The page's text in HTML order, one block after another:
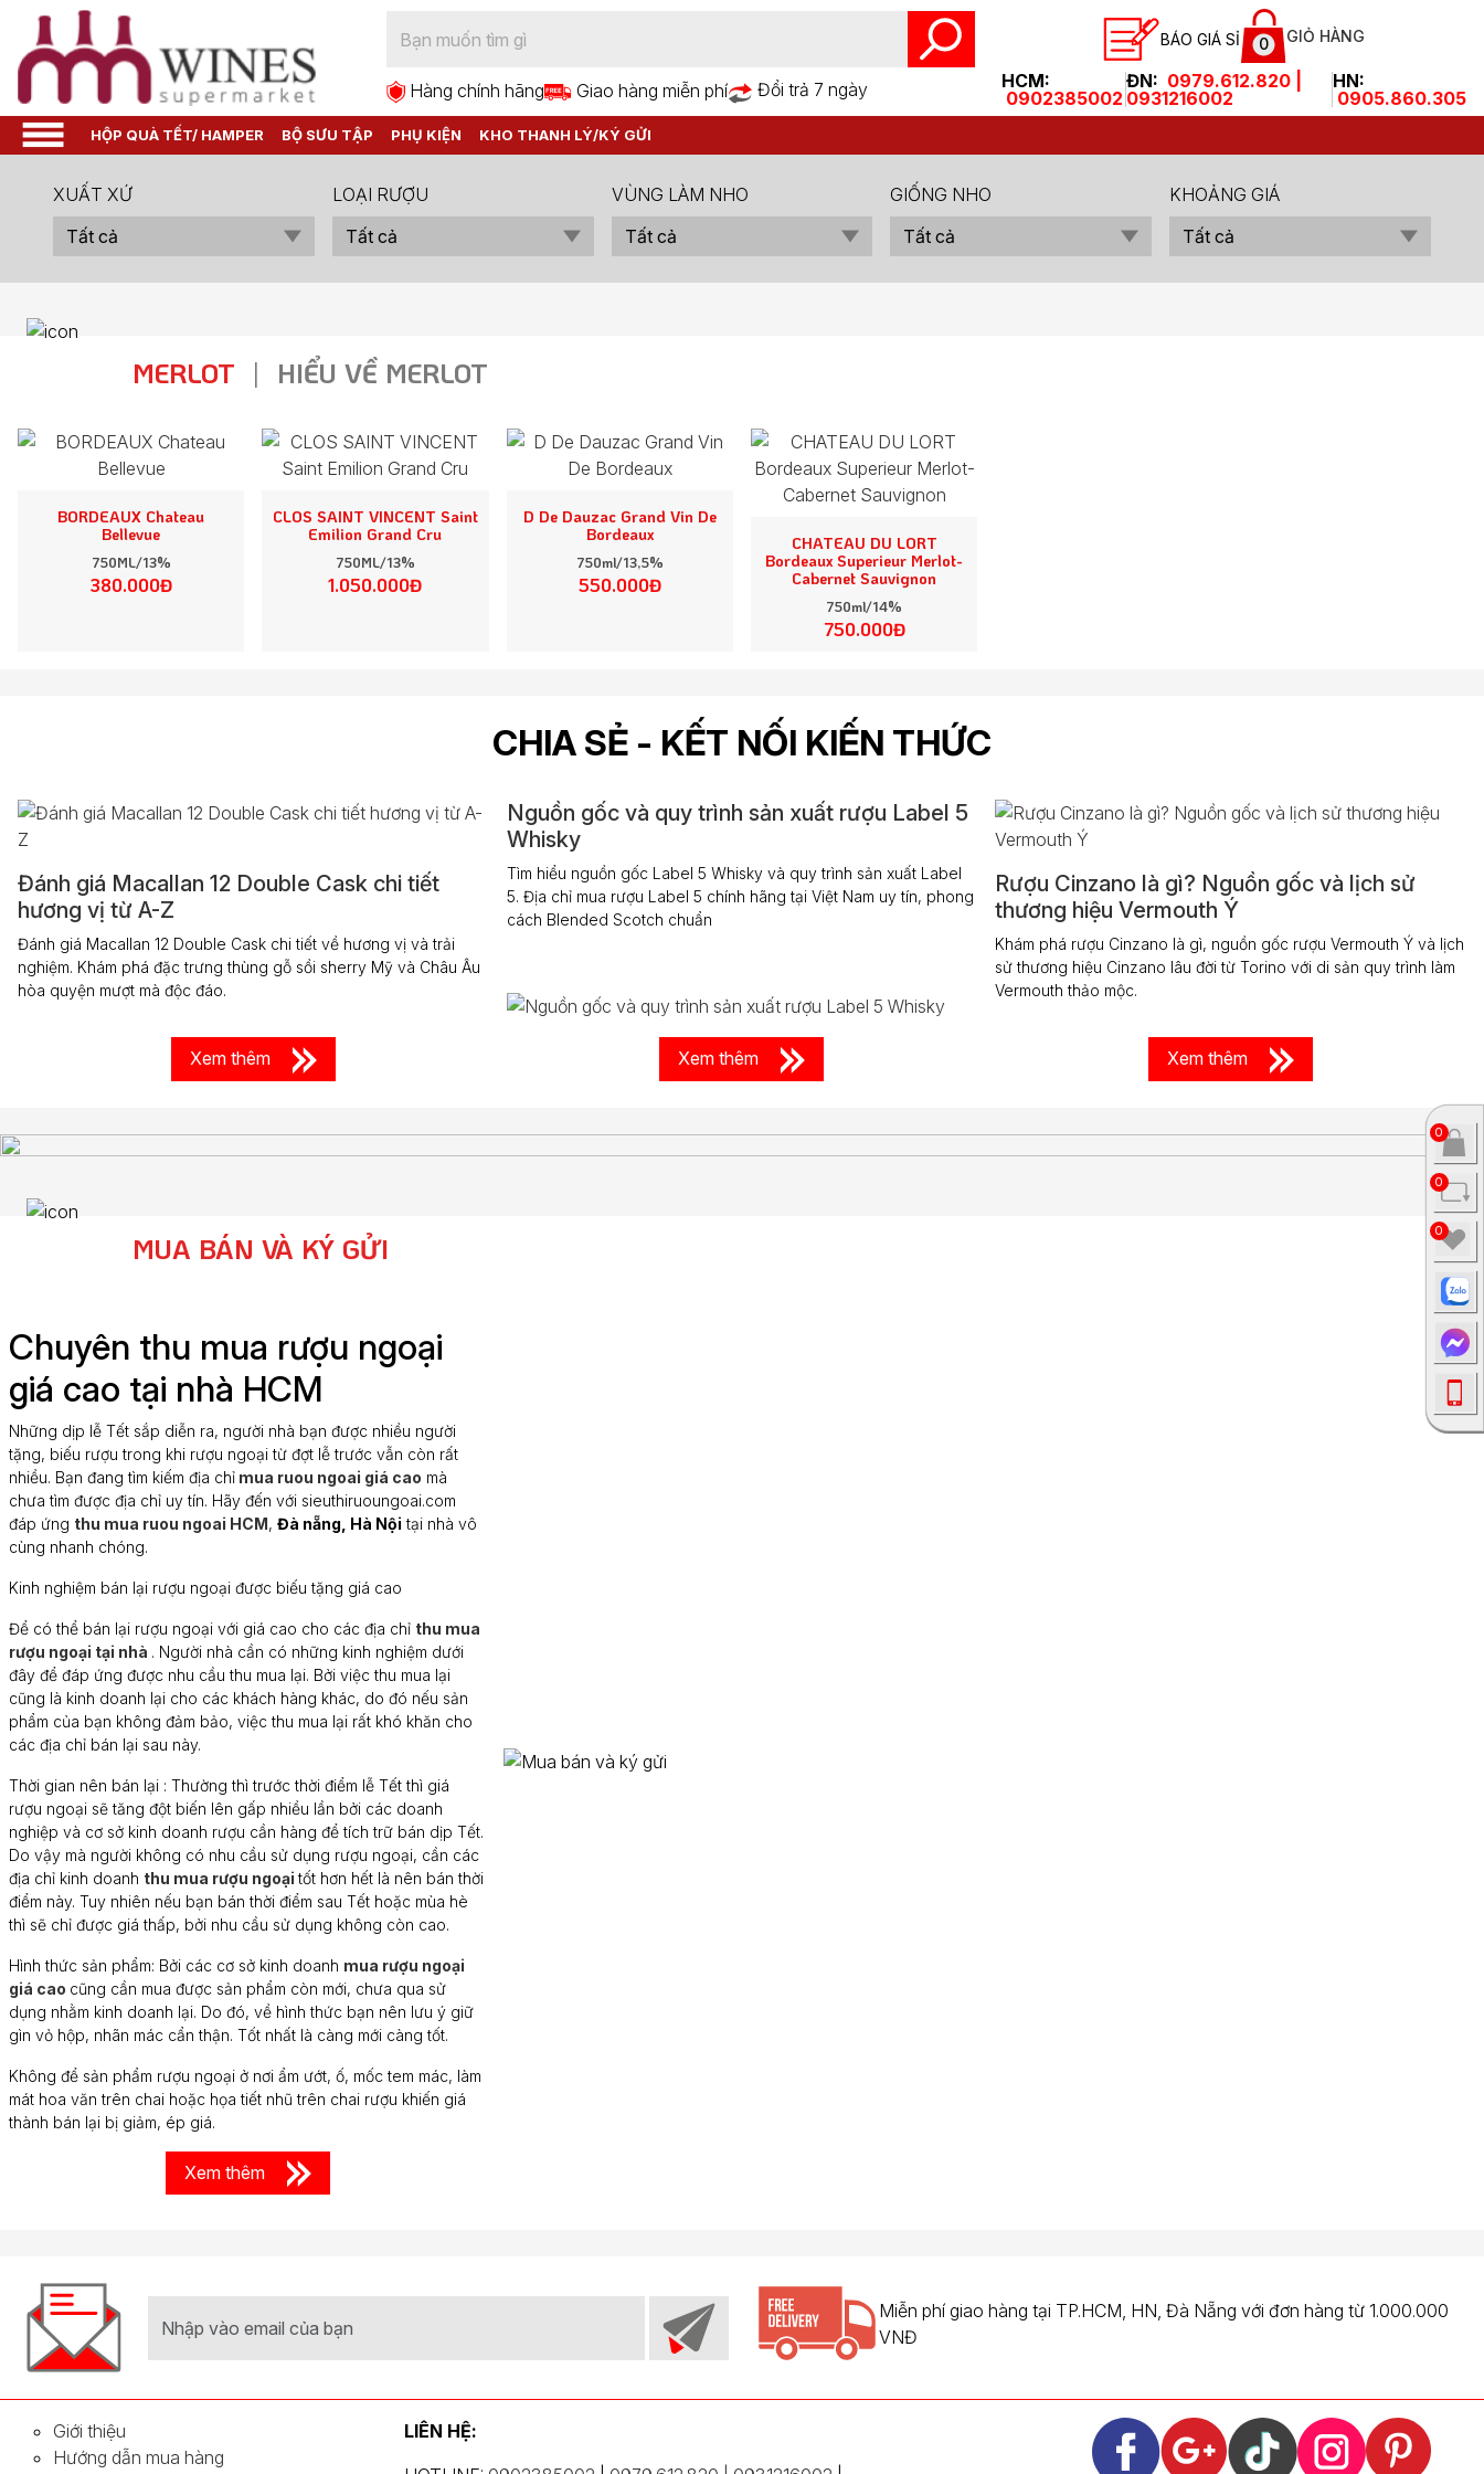
Hàng chính hãng Giao hàng miễn phí Đổi trả 7 ngày
BÁO GIÁ SỈ 0 GIỎ HÀNG
HCM:
0902385002
ĐN: 0979.612.820 |
0931216002
HN:
0905.860.305
HỘP QUÀ TẾT/ HAMPER BỘ SƯU TẬP PHỤ KIỆN KHO THANH LÝ/KÝ GỬI
XUẤT XỨ LOẠI RƯỢU VÙNG LÀM NHO GIỐNG NHO KHOẢNG GIÁ
MERLOT | HIỂU VỀ MERLOT
BORDEAUX Chateau
Bellevue
750ML/13%
380.000Đ
CLOS SAINT VINCENT Saint
Emilion Grand Cru
750ML/13%
1.050.000Đ
D De Dauzac Grand Vin De
Bordeaux
750ml/13,5%
550.000Đ
CHATEAU DU LORT
Bordeaux Superieur Merlot-
Cabernet Sauvignon
750ml/14%
750.000Đ
CHIA SẺ - KẾT NỐI KIẾN THỨC
Đánh giá Macallan 12 Double Cask chi tiết
hương vị từ A-Z
Đánh giá Macallan 12 Double Cask chi tiết về hương vị và trải
nghiệm. Khám phá đặc trưng thùng gỗ sồi sherry Mỹ và Châu Âu
hòa quyện mượt mà độc đáo.
Xem thêm
Nguồn gốc và quy trình sản xuất rượu Label 5
Whisky
Tìm hiểu nguồn gốc Label 5 Whisky và quy trình sản xuất Label
5. Địa chỉ mua rượu Label 5 chính hãng tại Việt Nam uy tín, phong
cách Blended Scotch chuẩn
Xem thêm
Rượu Cinzano là gì? Nguồn gốc và lịch sử
thương hiệu Vermouth Ý
Khám phá rượu Cinzano là gì, nguồn gốc rượu Vermouth Ý và lịch
sử thương hiệu Cinzano lâu đời từ Torino với di sản quy trình làm
Vermouth thảo mộc.
Xem thêm
MUA BÁN VÀ KÝ GỬI
Chuyên thu mua rượu ngoại
giá cao tại nhà HCM
Những dịp lễ Tết sắp diễn ra, người nhà bạn được nhiều người
tặng, biếu rượu trong khi rượu ngoại từ đợt lễ trước vẫn còn rất
nhiều. Bạn đang tìm kiếm địa chỉ mua ruou ngoai giá cao mà
chưa tìm được địa chỉ uy tín. Hãy đến với sieuthiruoungoai.com
đáp ứng thu mua ruou ngoai HCM, Đà nẵng, Hà Nội tại nhà vô
cùng nhanh chóng.
Kinh nghiệm bán lại rượu ngoại được biếu tặng giá cao
Để có thể bán lại rượu ngoại với giá cao cho các địa chỉ thu mua
rượu ngoại tại nhà . Người nhà cần có những kinh nghiệm dưới
đây để đáp ứng được nhu cầu thu mua lại. Bởi việc thu mua lại
cũng là kinh doanh lại cho các khách hàng khác, do đó nếu sản
phẩm của bạn không đảm bảo, việc thu mua lại rất khó khăn cho
các địa chỉ bán lại sau này.
Thời gian nên bán lại : Thường thì trước thời điểm lễ Tết thì giá
rượu ngoại sẽ tăng đột biến lên gấp nhiều lần bởi các doanh
nghiệp và cơ sở kinh doanh rượu cần hàng để tích trữ bán dịp Tết.
Do vậy mà người không có nhu cầu sử dụng rượu ngoại, cần các
địa chỉ kinh doanh thu mua rượu ngoạitốt hơn hết là nên bán thời
điểm này. Tuy nhiên nếu bạn bán thời điểm sau Tết hoặc mùa hè
thì sẽ chỉ được giá thấp, bởi nhu cầu sử dụng không còn cao.
Hình thức sản phẩm: Bởi các cơ sở kinh doanh mua rượu ngoại
giá cao cũng cần mua được sản phẩm còn mới, chưa qua sử
dụng nhằm kinh doanh lại. Do đó, về hình thức bạn nên lưu ý giữ
gìn vỏ hộp, nhãn mác cẩn thận. Tốt nhất là càng mới càng tốt.
Không để sản phẩm rượu ngoại ở nơi ẩm ướt, ố, mốc tem mác, làm
mát hoa văn trên chai hoặc họa tiết nhũ trên chai rượu khiến giá
thành bán lại bị giảm, ép giá.
Xem thêm
Miễn phí giao hàng tại TP.HCM, HN, Đà Nẵng với đơn hàng từ 1.000.000
VNĐ
Giới thiệu
Hướng dẫn mua hàng
LIÊN HỆ:
0
0
0